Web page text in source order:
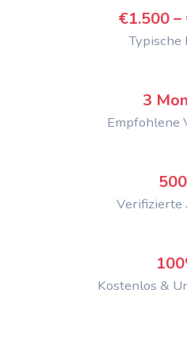
€1.500
Typische
3
Empfohlene
Verifizierte
Kostenlos &